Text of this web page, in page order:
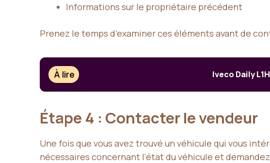
Informations sur le propriétaire précédent
Prenez le temps d’examiner ces éléments avant de
À lire Iveco Daily
Étape 4 : Contacter le vendeur
Une fois que vous avez trouvé un véhicule qui vous
nécessaires concernant l’état du véhicule et